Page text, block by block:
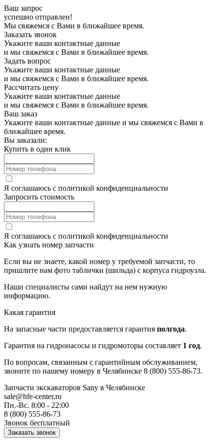
Ваш запрос
успешно отправлен!
Мы свяжемся с Вами в ближайшее время.
Заказать звонок
Укажите ваши контактные данные
и мы свяжемся с Вами в ближайшее время.
Задать вопрос
Укажите ваши контактные данные
и мы свяжемся с Вами в ближайшее время.
Рассчитать цену
Укажите ваши контактные данные
и мы свяжемся с Вами в ближайшее время.
Ваш заказ
Укажите ваши контактные данные и мы свяжемся с Вами в
ближайшее время.
Вы заказали:
Купить в один клик
Я соглашаюсь с политикой конфиденциальности
Запросить стоимость
Я соглашаюсь с политикой конфиденциальности
Как узнать номер запчасти
Если вы не знаете, какой номер у требуемой запчасти, то
пришлите нам фото таблички (шильда) с корпуса гидроузла.
Наши специалисты сами найдут на нем нужную
информацию.
Какая гарантия
На запасные части предоставляется гарантия полгода.
Гарантия на гидронасосы и гидромоторы составляет 1 год.
По вопросам, связанным с гарантийным обслуживанием,
звоните по нашему номеру в Челябинске 8 (800) 555-86-73.
Запчасти экскаваторов Sany в Челябинске
sale@hfe-center.ru
Пн.-Вс. 8:00 - 22:00
8 (800) 555-86-73
Звонок бесплатный